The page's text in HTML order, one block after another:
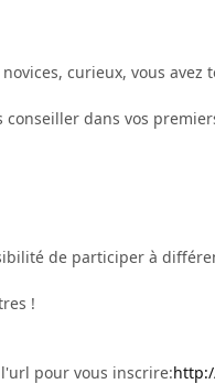
curieux, vous
dans vos
de participer à
!
pour vous inscrire: